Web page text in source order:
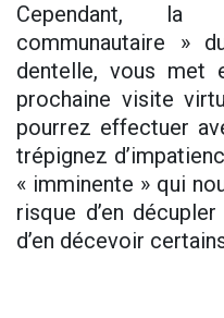
Cependant, la
communautaire »
dentelle, vous met
prochaine visite
pourrez effectuer
trépignez
« imminente » qui
risque d’en
d’en décevoir